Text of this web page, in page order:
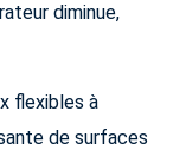
diminue,
flexibles à
de surfaces